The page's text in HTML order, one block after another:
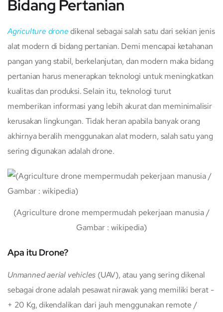
Bidang Pertanian
Agriculture drone dikenal sebagai salah satu dari sekian jenis
alat modern di bidang pertanian. Demi mencapai ketahanan
pangan yang stabil, berkelanjutan, dan modern maka bidang
pertanian harus menerapkan teknologi untuk meningkatkan
kualitas dan produksi. Selain itu, teknologi turut
memberikan informasi yang lebih akurat dan meminimalisir
kerusakan lingkungan. Tidak heran apabila banyak orang
akhirnya beralih menggunakan alat modern, salah satu yang
sering digunakan adalah drone.
(Agriculture drone mempermudah pekerjaan manusia /
Gambar : wikipedia)
Apa itu Drone?
Unmanned aerial vehicles (UAV), atau yang sering dikenal
sebagai drone adalah pesawat nirawak yang memiliki berat -
+ 20 Kg, dikendalikan dari jauh menggunakan remote /